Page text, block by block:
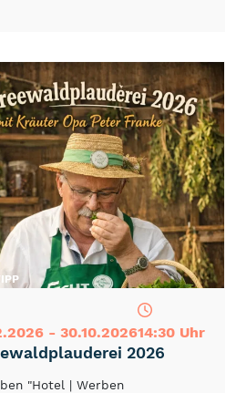
- 30.10.202614:30 Uhr
2026
"Hotel | Werben